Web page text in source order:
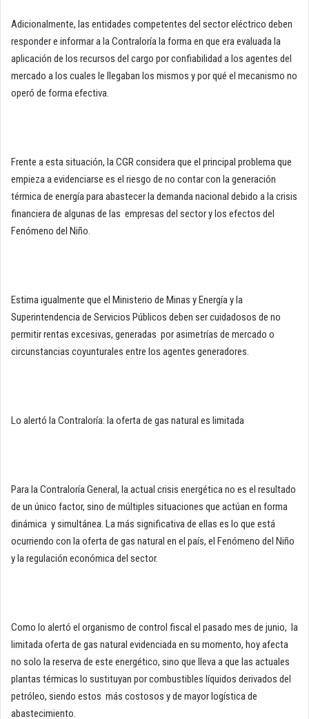
Adicionalmente, las entidades competentes del sector eléctrico deben
responder e informar a la Contraloría la forma en que era evaluada la
aplicación de los recursos del cargo por confiabilidad a los agentes del
mercado a los cuales le llegaban los mismos y por qué el mecanismo no
operó de forma efectiva.
Frente a esta situación, la CGR considera que el principal problema que
empieza a evidenciarse es el riesgo de no contar con la generación
térmica de energía para abastecer la demanda nacional debido a la crisis
financiera de algunas de las empresas del sector y los efectos del
Fenómeno del Niño.
Estima igualmente que el Ministerio de Minas y Energía y la
Superintendencia de Servicios Públicos deben ser cuidadosos de no
permitir rentas excesivas, generadas por asimetrías de mercado o
circunstancias coyunturales entre los agentes generadores.
Lo alertó la Contraloría: la oferta de gas natural es limitada
Para la Contraloría General, la actual crisis energética no es el resultado
de un único factor, sino de múltiples situaciones que actúan en forma
dinámica y simultánea. La más significativa de ellas es lo que está
ocurriendo con la oferta de gas natural en el país, el Fenómeno del Niño
y la regulación económica del sector.
Como lo alertó el organismo de control fiscal el pasado mes de junio, la
limitada oferta de gas natural evidenciada en su momento, hoy afecta
no solo la reserva de este energético, sino que lleva a que las actuales
plantas térmicas lo sustituyan por combustibles líquidos derivados del
petróleo, siendo estos más costosos y de mayor logística de
abastecimiento.